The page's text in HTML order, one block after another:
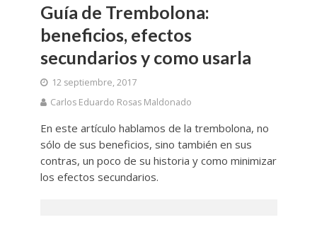
Guía de Trembolona:
beneficios, efectos
secundarios y como usarla
12 septiembre, 2017
Carlos Eduardo Rosas Maldonado
En este artículo hablamos de la trembolona, no
sólo de sus beneficios, sino también en sus
contras, un poco de su historia y como minimizar
los efectos secundarios.